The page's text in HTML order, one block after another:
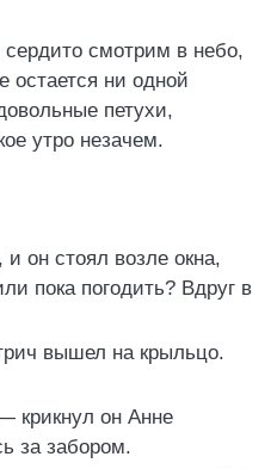
смотрим в небо,
остается ни одной
петухи,
утро незачем.
он стоял возле окна,
пока погодить? Вдруг в
вышел на крыльцо.
крикнул он Анне
за забором.